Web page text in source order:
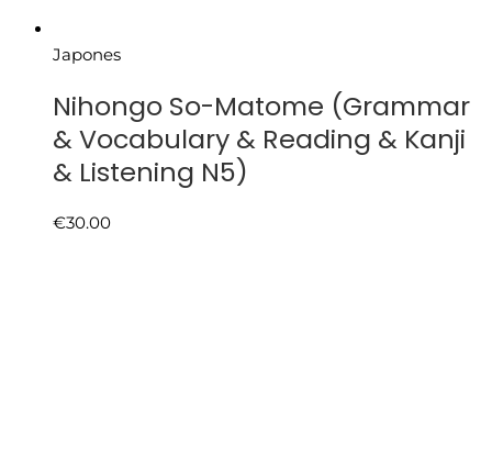
Japones
Nihongo So-Matome (Grammar
& Vocabulary & Reading & Kanji
& Listening N5)
€30.00